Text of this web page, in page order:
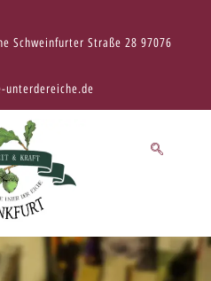
Schweinfurter Straße 28 97076
unterdereiche.de